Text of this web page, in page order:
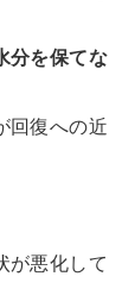
分を保てな
回復への近
が悪化して